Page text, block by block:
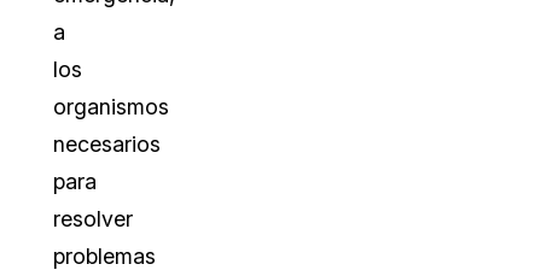
a
los
organismos
necesarios
para
resolver
problemas